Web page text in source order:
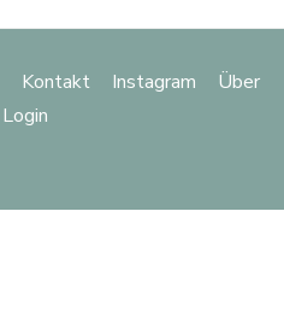
Kontakt Instagram
Über
Login